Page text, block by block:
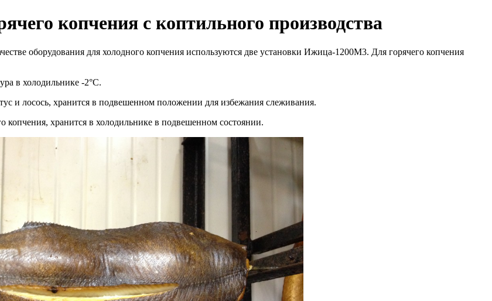
копчения с коптильного производства
оборудования для холодного копчения используются две установки Ижица-1200М3. Для горячего копчения
в холодильнике -2°С.
и лосось, хранится в подвешенном положении для избежания слеживания.
копчения, хранится в холодильнике в подвешенном состоянии.